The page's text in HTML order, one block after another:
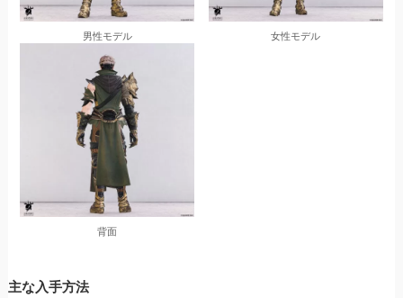
男性モデル 女性モデル
背面
主な入手方法